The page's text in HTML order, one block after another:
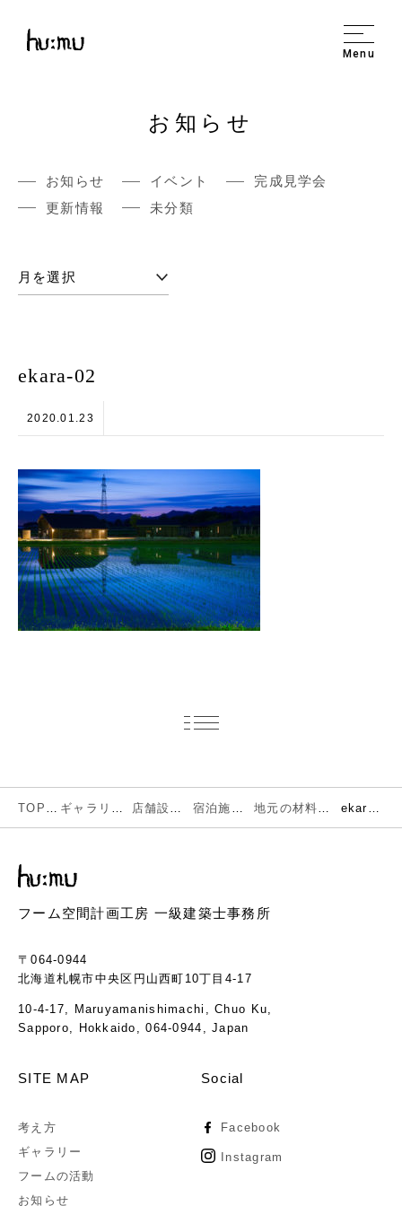
Menu
お知らせ
お知らせ イベント
完成見学会
更新情報
未分類
ekara-02
2020.01.23
フーム空間計画工房 一級建築士事務所
〒064-0944
北海道札幌市中央区円山西町10丁目4-17
10-4-17, Maruyamanishimachi, Chuo Ku,
Sapporo, Hokkaido, 064-0944, Japan
SITE MAP
考え方
ギャラリー
フームの活動
お知らせ
Social
Facebook
Instagram